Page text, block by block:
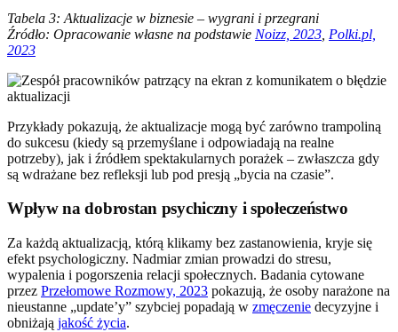
Tabela 3: Aktualizacje w biznesie – wygrani i przegrani
Źródło: Opracowanie własne na podstawie Noizz, 2023 Polki.pl,
2023
Przykłady pokazują, że aktualizacje mogą być zarówno trampoliną
do sukcesu (kiedy są przemyślane i odpowiadają na realne
potrzeby), jak i źródłem spektakularnych porażek – zwłaszcza gdy
są wdrażane bez refleksji lub pod presją „bycia na czasie”.
Wpływ na dobrostan psychiczny i społeczeństwo
Za każdą aktualizacją, którą klikamy bez zastanowienia, kryje się
efekt psychologiczny. Nadmiar zmian prowadzi do stresu,
wypalenia i pogorszenia relacji społecznych. Badania cytowane
przez Przełomowe Rozmowy, 2023 pokazują, że osoby narażone na
nieustanne „update’y” szybciej popadają w zmęczenie decyzyjne i
obniżają jakość życia.